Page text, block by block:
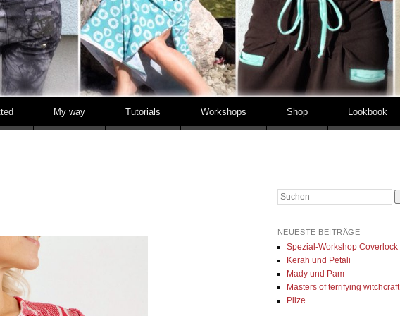
My way Tutorials Workshops Shop Lookbook
Suchen
NEUESTE BEITRÄGE
Spezial-Workshop Coverlock
Kerah und Petali
Mady und Pam
Masters of terrifying witchcraft
Pilze